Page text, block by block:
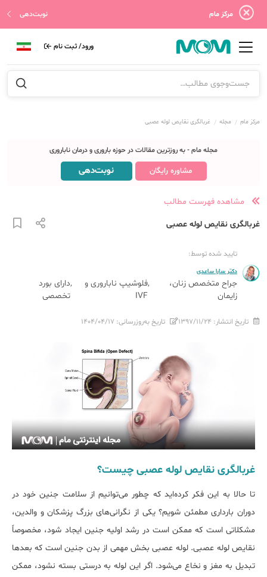
مرکز مام نوبت‌دهی
ورود/ ثبت نام
مرکز مام مجله غربالگری نقایص لوله عصبی
مجله مام - به روزترین مقالات در حوزه باروری و درمان ناباروری
مشاوره رایگان نوبت‌دهی
مشاهده فهرست مطالب
غربالگری نقایص لوله عصبی
تایید شده توسط:
دکتر سارا ساعدی
جراح متخصص زنان،
زایمان
فلوشیپ ناباروری و
IVF
دارای بورد
تخصصی
تاریخ انتشار: ۱۳۹۷/۱۱/۲۴ تاریخ به‌روزرسانی: ۱۴۰۴/۰۴/۱۷
غربالگری نقایص لوله عصبی چیست؟
تا حالا به این فکر کرده‌اید که چطور می‌توانیم از سلامت جنین خود در
دوران بارداری مطمئن شویم؟ یکی از نگرانی‌های بزرگ پزشکان و والدین،
مشکلاتی است که ممکن است در رشد اولیه جنین ایجاد شود، مخصوصاً
نقایص لوله عصبی. لوله عصبی بخش مهمی از بدن جنین است که بعدها
تبدیل به مغز و نخاع می‌شود. اگر این لوله به درستی بسته نشود، ممکن